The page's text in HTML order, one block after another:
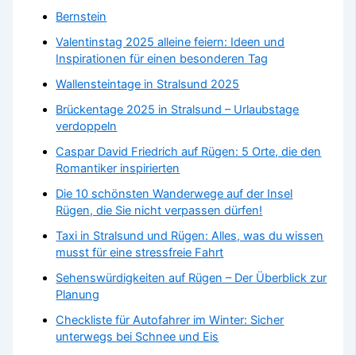
Bernstein
Valentinstag 2025 alleine feiern: Ideen und
Inspirationen für einen besonderen Tag
Wallensteintage in Stralsund 2025
Brückentage 2025 in Stralsund – Urlaubstage
verdoppeln
Caspar David Friedrich auf Rügen: 5 Orte, die den
Romantiker inspirierten
Die 10 schönsten Wanderwege auf der Insel
Rügen, die Sie nicht verpassen dürfen!
Taxi in Stralsund und Rügen: Alles, was du wissen
musst für eine stressfreie Fahrt
Sehenswürdigkeiten auf Rügen – Der Überblick zur
Planung
Checkliste für Autofahrer im Winter: Sicher
unterwegs bei Schnee und Eis